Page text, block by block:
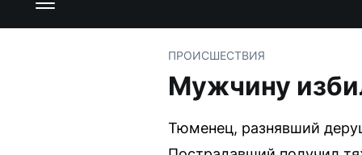
ПРОИСШЕСТВИЯ
Мужчину
Тюменец, разнявший